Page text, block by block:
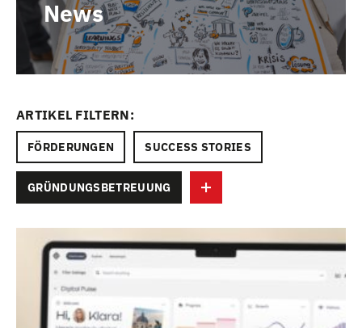
EVENTS
PRESSE
PODCASTS
TEAM
KONTAKT
News
ARTIKEL FILTERN:
FÖRDERUNGEN SUCCESS STORIES
GRÜNDUNGSBETREUUNG